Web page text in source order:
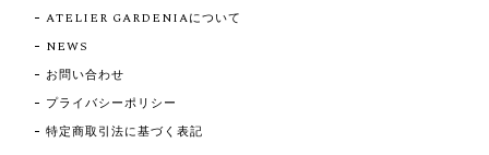
ATELIER GARDENIAについて
NEWS
お問い合わせ
プライバシーポリシー
特定商取引法に基づく表記